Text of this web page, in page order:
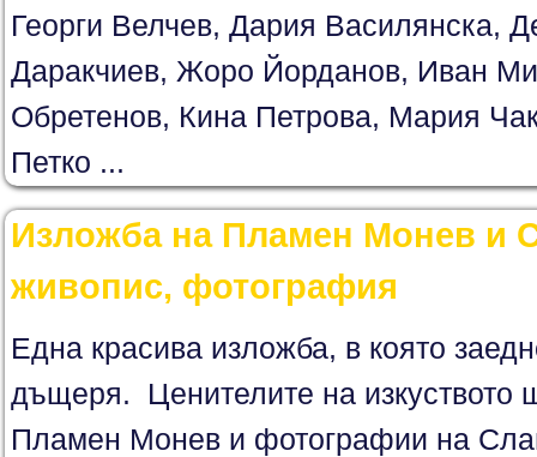
Георги Велчев, Дария Василянска,
Даракчиев, Жоро Йорданов, Иван
Обретенов, Кина Петрова, Мария
Петко ...
Изложба на Пламен Монев и
живопис, фотография
Една красива изложба, в която
дъщеря. Ценителите на изкуството
Пламен Монев и фотографии на